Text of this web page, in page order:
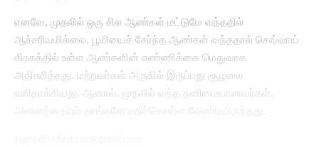
எனவே, முதலில் ஒரு சில ஆண்கள் மட்டுமே வந்ததில்
ஆச்சரியமில்லை. பூமியைச் சேர்ந்த ஆண்கள் வந்ததால் செவ்வாய்
கிரகத்தில் உள்ள ஆண்களின் எண்ணிக்கை மெதுவாக
அதிகரித்தது. மற்றவர்கள் அருகில் இருப்பது சூழலை
எளிதாக்கியது. ஆனால், முதலில் வந்த தனிமையானவர்கள்,
அனைத்தையும் தாங்களே எதிர்கொள்ள வேண்டியிருந்தது.